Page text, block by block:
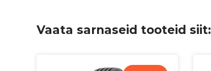
Vaata sarnaseid tooteid siit: